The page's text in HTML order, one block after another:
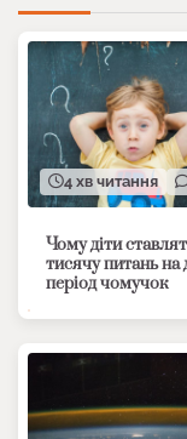
4 хв читання
Чому діти
тисячу питань на
період чомучок